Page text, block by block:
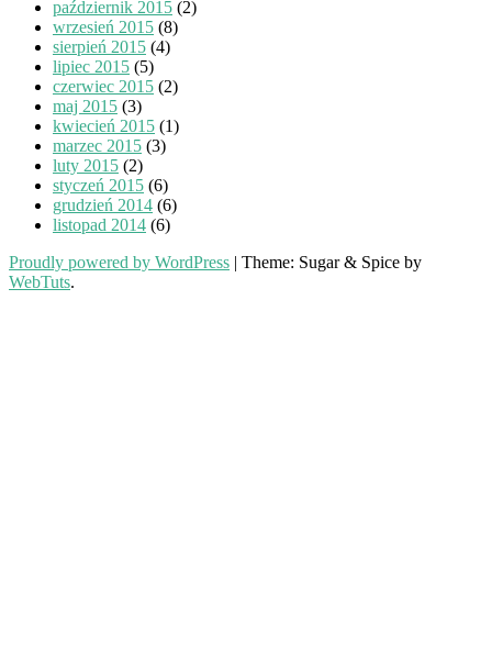
październik 2015 (2)
wrzesień 2015 (8)
sierpień 2015 (4)
lipiec 2015 (5)
czerwiec 2015 (2)
maj 2015 (3)
kwiecień 2015 (1)
marzec 2015 (3)
luty 2015 (2)
styczeń 2015 (6)
grudzień 2014 (6)
listopad 2014 (6)
Proudly powered by WordPress | Theme: Sugar & Spice by
WebTuts.